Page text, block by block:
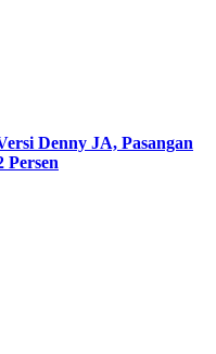
Denny JA, Pasangan
Persen